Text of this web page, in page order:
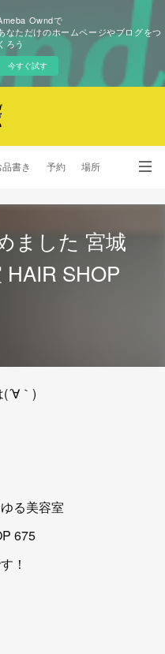
Owndで
なただけのホームページやブログをつ
くろう
今すぐ試す
品書き 予約 場所
ました 宮城
SHOP
｀)
る美容室
675
！